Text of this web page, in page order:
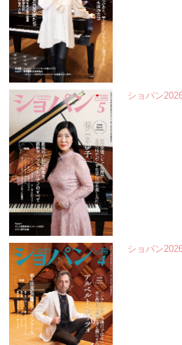
ショパン
ショパン